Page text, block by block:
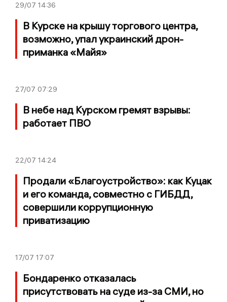
29/07 14:36
В Курске на крышу торгового центра,
возможно, упал украинский дрон-
приманка «Майя»
27/07 07:29
В небе над Курском гремят взрывы:
работает ПВО
22/07 14:24
Продали «Благоустройство»: как Куцак
и его команда, совместно с ГИБДД,
совершили коррупционную
приватизацию
17/07 17:07
Бондаренко отказалась
присутствовать на суде из-за СМИ, но